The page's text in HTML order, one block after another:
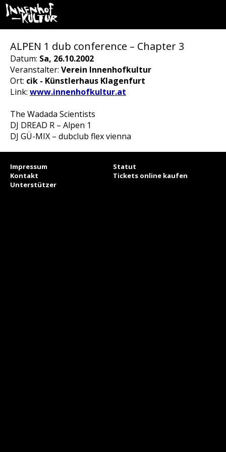
ALPEN 1 dub conference – Chapter 3
Datum: Sa, 26.10.2002
Veranstalter: Verein Innenhofkultur
Ort: cik - Künstlerhaus Klagenfurt
Link: www.innenhofkultur.at
The Wadada Scientists
DJ DREAD R – Alpen 1
DJ GÜ-MIX – dubclub flex vienna
Impressum
Statut
Kontakt
Tickets online kaufen
Unterstützer